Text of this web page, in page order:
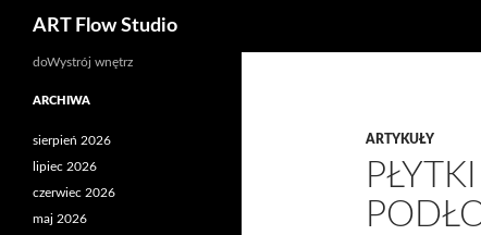
Przejdź
ART Flow Studio
ARTYKUŁY
doWystrój wnętrz
ARCHIWA
sierpień 2026
lipiec 2026
czerwiec 2026
maj 2026